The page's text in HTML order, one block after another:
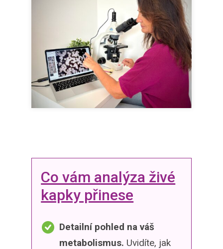
Co vám analýza živé
kapky přinese
Detailní pohled na váš
metabolismus. Uvidíte, jak